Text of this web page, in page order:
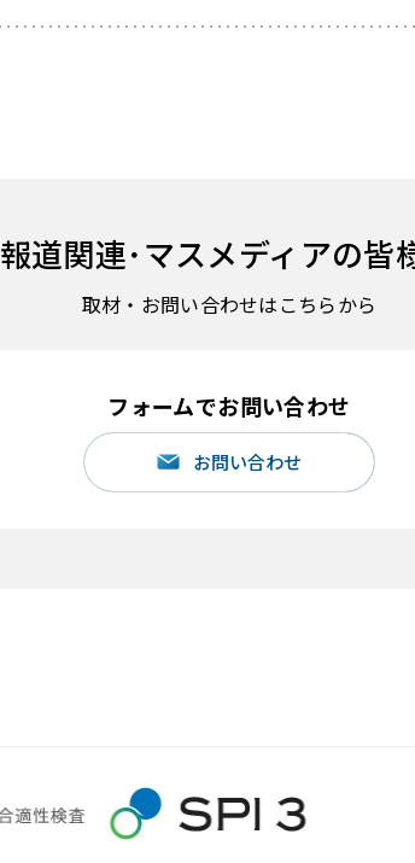
報道関連･マスメディアの皆
取材・お問い合わせはこちらから
フォームでお問い合わせ
お問い合わせ